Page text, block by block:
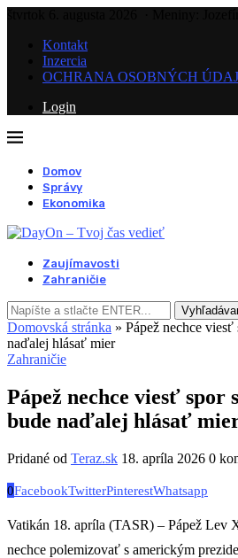
Kontakt
Inzercia
OCHRANA OSOBNÝCH
Login
Domov
Správy
Ekonomika
Zaujímavosti
Zahraničie
Domovská stránka » Pápež nechce
naďalej hlásať mier
Zahraničie
Pápež nechce viesť spor
bude naďalej hlásať
Pridané od Teraz.sk 18. apríla 2026 0
0FacebookTwitterPinterestWhatsapp
Vatikán 18. apríla (TASR) – Pápež Lev
nechce polemizovať s americkým